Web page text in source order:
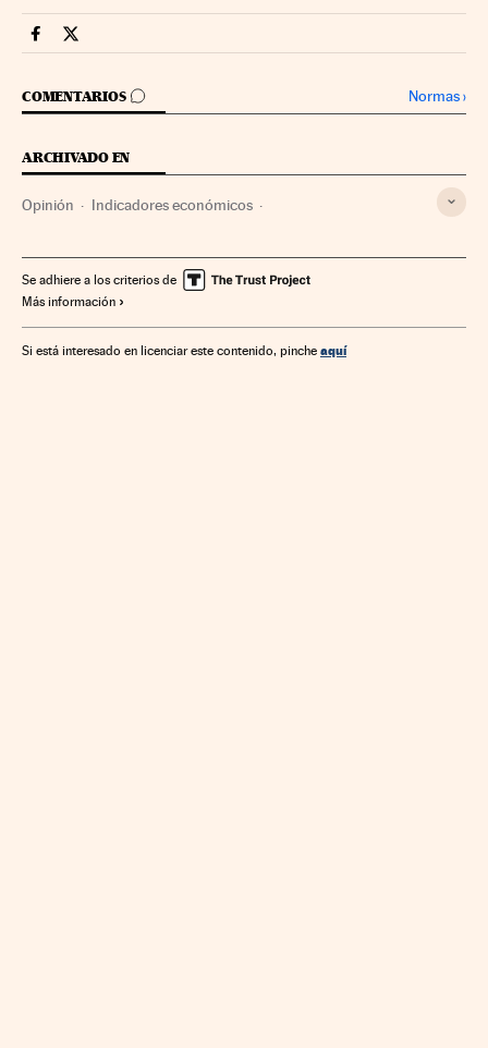
Economia Cinco Días en Facebook
Economia Cinco Días en Twitter
COMENTARIOS
IR A LOS COMENTARIOS Normas›
ARCHIVADO EN
Opinión Indicadores económicos
Economía Trabajo
Se adhiere a los criterios de
Más información
Si está interesado en licenciar este contenido, pinche aquí